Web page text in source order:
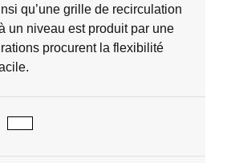
qu’une grille de recirculation
un niveau est produit par une
procurent la flexibilité